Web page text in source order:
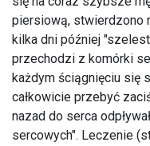
piersiową, stwierdzono
kilka dni później
przechodzi z komórki
każdym ściągnięciu się
całkowicie przebyć
nazad do serca
sercowych". Leczenie